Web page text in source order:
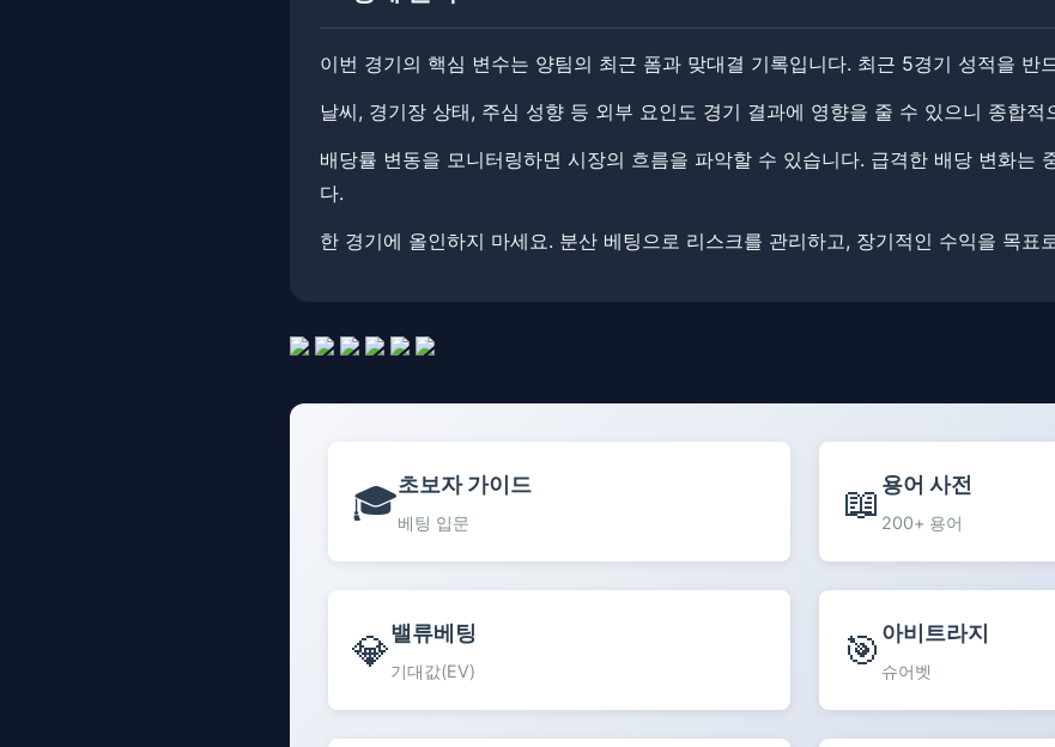
이번 경기의 핵심 변수는 양팀의 최근 폼과 맞대결 기록입니다. ​​최근 5경기 성적을 반
날씨, 경기장 상태, 주심 성향 등 외부 요인도 경기 결과에 영향을 줄 수 있으니 종합적
배당률 변동을 모니터링하면 시장의 흐름을 파악할 수 있습니다. ​​급격한 배당 변화는
다.
한 경기에 올인하지 마세요. ​분산 베팅으로 리스크를 관리하고, 장기적인 수익을 목표
🎓초보자 가이드
베팅 입문 📖 용어 사전
200+ 용어
💎밸류베팅
기대값(EV) 🎯 아비트라지
슈어벳